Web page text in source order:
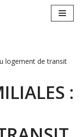
logement de transit
: